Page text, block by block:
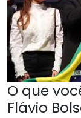
O que
Flávio